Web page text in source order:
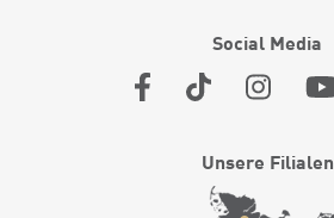
Social Media
Unsere Filialen